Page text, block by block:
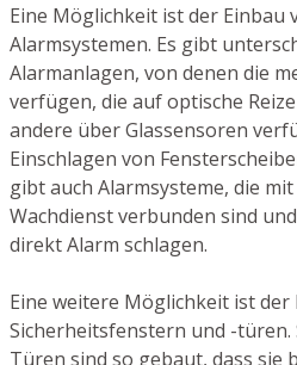
Eine Möglichkeit ist der Einbau
Alarmsystemen. Es gibt
Alarmanlagen, von denen die
verfügen, die auf optische
andere über Glassensoren
Einschlagen von
gibt auch Alarmsysteme, die
Wachdienst verbunden sind
direkt Alarm schlagen.
Eine weitere Möglichkeit ist der
Sicherheitsfenstern und -türen.
Türen sind so gebaut, dass sie